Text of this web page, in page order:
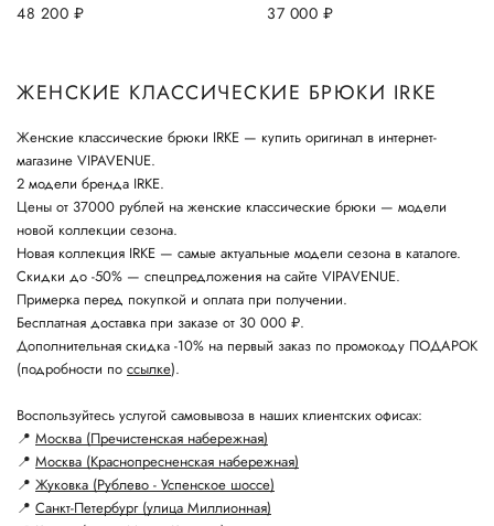
48 200 руб. 37 000 руб.
ЖЕНСКИЕ КЛАССИЧЕСКИЕ БРЮКИ IRKE
Женские классические брюки IRKE — купить оригинал в интернет-
магазине VIPAVENUE.
2 модели бренда IRKE.
Цены от 37000 рублей на женские классические брюки — модели
новой коллекции сезона.
Новая коллекция IRKE — самые актуальные модели сезона в каталоге.
Скидки до -50% — спецпредложения на сайте VIPAVENUE.
Примерка перед покупкой и оплата при получении.
Бесплатная доставка при заказе от 30 000 ₽.
Дополнительная скидка -10% на первый заказ по промокоду ПОДАРОК
(подробности по ссылке).
Воспользуйтесь услугой самовывоза в наших клиентских офисах:
📍 Москва (Пречистенская набережная)
📍 Москва (Краснопресненская набережная)
📍 Жуковка (Рублево - Успенское шоссе)
📍 Санкт-Петербург (улица Миллионная)